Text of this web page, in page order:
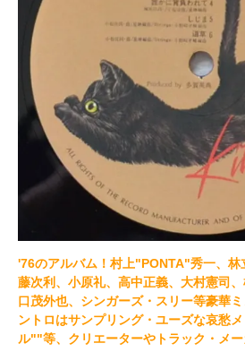
'76のアルバム！村上"PONTA"秀一、林
藤次利、小原礼、高中正義、大村憲司
口茂外也、シンガーズ・スリー等豪華
ントロはサンプリング・ユーズな哀愁
ル""等、クリエーターやトラック・メー